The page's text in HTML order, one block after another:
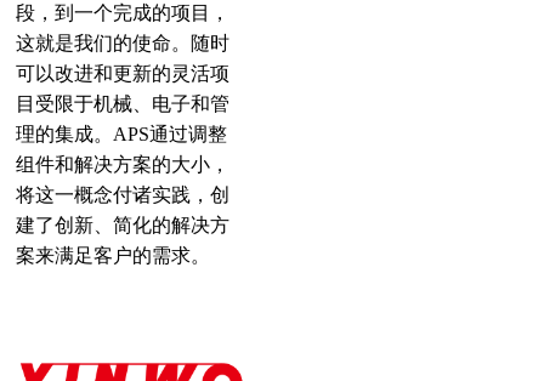
段，到一个完成的项目，
这就是我们的使命。随时
可以改进和更新的灵活项
目受限于机械、电子和管
理的集成。APS通过调整
组件和解决方案的大小，
将这一概念付诸实践，创
建了创新、简化的解决方
案来满足客户的需求。